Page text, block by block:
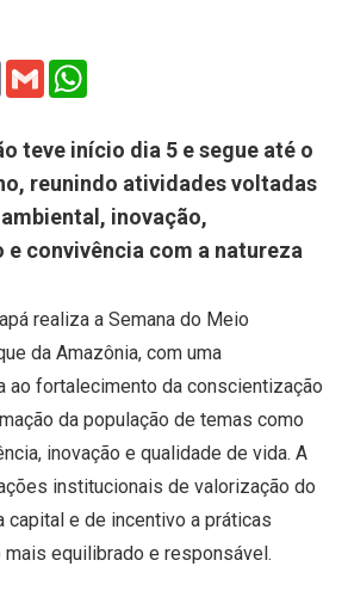
Email Gmail
teve início dia 5 e segue até o
reunindo atividades voltadas
inovação,
e convivência com a natureza
realiza a Semana do Meio
da Amazônia, com uma
ao fortalecimento da conscientização
da população de temas como
inovação e qualidade de vida. A
institucionais de valorização do
capital e de incentivo a práticas
equilibrado e responsável.